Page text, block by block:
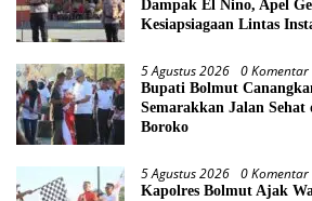
Dampak El Nino, Apel
Kesiapsiagaan Lintas
5 Agustus 2026 0 Komentar
Bupati Bolmut
Semarakkan Jalan
Boroko
5 Agustus 2026 0 Komentar
Kapolres Bolmut Ajak